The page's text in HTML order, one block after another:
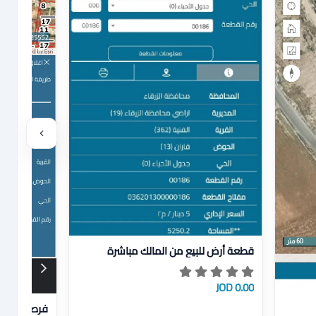
عرض تفاصيل قطعة أرض للبيع من المالك مباشرة
قطعة أرض للبيع من المالك مباشرة
0.00 JOD
عرض
فرصة